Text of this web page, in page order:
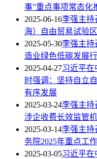
事”重点事项常态化
2025-06-16李强主持
海）自由贸易试验
2025-05-30李强主持
造业绿色低碳发展
2025-04-27习近平在
时强调：坚持自立
有序发展
2025-03-24李强主持
涉企收费长效监管
2025-03-14李强主持
务院2025年重点工
2025-03-05习近平在